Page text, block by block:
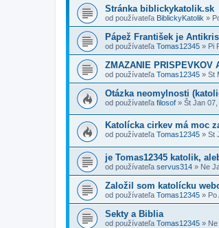
Stránka biblickykatolik.sk
od používateľa BiblickyKatolik »
Pápež František je
od používateľa Tomas12345 » Pi
ZMAZANIE PRISPEVKOV
od používateľa Tomas12345 » St
Otázka neomylnosti
od používateľa filosof » Št Jan
Katolícka cirkev má moc
od používateľa Tomas12345 » St
je Tomas12345 katolik,
od používateľa servus314 » Ne
Založil som katolícku
od používateľa Tomas12345 » Po
Sekty a Biblia
od používateľa Tomas12345 »